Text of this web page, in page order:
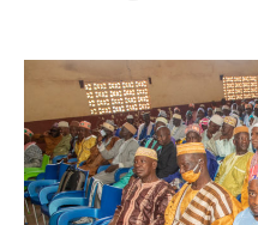
e
b
o
o
k
er
s
A
p
p